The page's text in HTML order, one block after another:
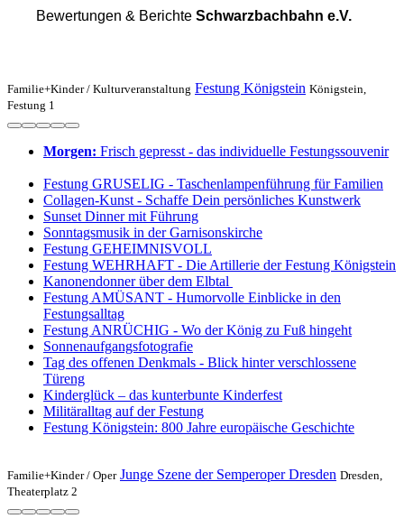
Bewertungen & Berichte Schwarzbachbahn e.V.
Familie+Kinder / Kulturveranstaltung Festung Königstein Königstein,
Festung 1
Morgen: Frisch gepresst - das individuelle Festungssouvenir
Festung GRUSELIG - Taschenlampenführung für Familien
Collagen-Kunst - Schaffe Dein persönliches Kunstwerk
Sunset Dinner mit Führung
Sonntagsmusik in der Garnisonskirche
Festung GEHEIMNISVOLL
Festung WEHRHAFT - Die Artillerie der Festung Königstein
Kanonendonner über dem Elbtal
Festung AMÜSANT - Humorvolle Einblicke in den
Festungsalltag
Festung ANRÜCHIG - Wo der König zu Fuß hingeht
Sonnenaufgangsfotografie
Tag des offenen Denkmals - Blick hinter verschlossene
Türeng
Kinderglück – das kunterbunte Kinderfest
Militäralltag auf der Festung
Festung Königstein: 800 Jahre europäische Geschichte
Familie+Kinder / Oper Junge Szene der Semperoper Dresden Dresden,
Theaterplatz 2